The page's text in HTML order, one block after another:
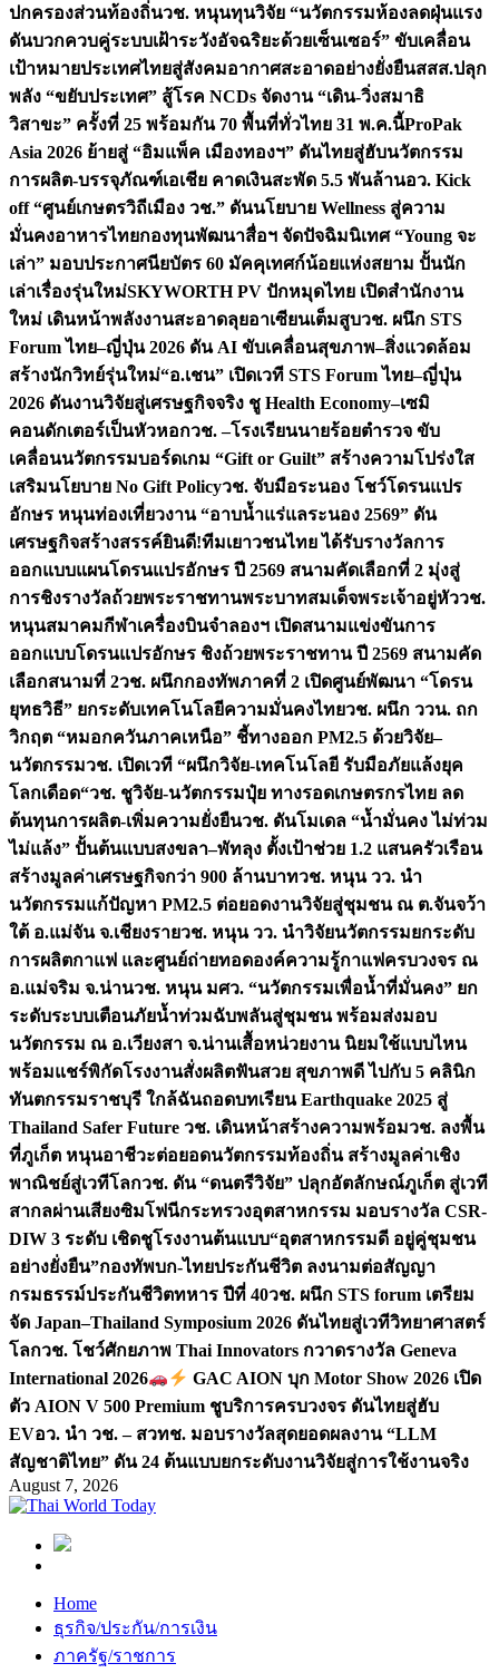
ปกครองส่วนท้องถิ่นวช. หนุนทุนวิจัย “นวัตกรรมห้องลดฝุ่นแรง
ดันบวกควบคู่ระบบเฝ้าระวังอัจฉริยะด้วยเซ็นเซอร์” ขับเคลื่อน
เป้าหมายประเทศไทยสู่สังคมอากาศสะอาดอย่างยั่งยืนสสส.ปลุก
พลัง “ขยับประเทศ” สู้โรค NCDs จัดงาน “เดิน-วิ่งสมาธิ
วิสาขะ” ครั้งที่ 25 พร้อมกัน 70 พื้นที่ทั่วไทย 31 พ.ค.นี้ProPak
Asia 2026 ย้ายสู่ “อิมแพ็ค เมืองทองฯ” ดันไทยสู่ฮับนวัตกรรม
การผลิต-บรรจุภัณฑ์เอเชีย คาดเงินสะพัด 5.5 พันล้านอว. Kick
off “ศูนย์เกษตรวิถีเมือง วช.” ดันนโยบาย Wellness สู่ความ
มั่นคงอาหารไทยกองทุนพัฒนาสื่อฯ จัดปัจฉิมนิเทศ “Young จะ
เล่า” มอบประกาศนียบัตร 60 มัคคุเทศก์น้อยแห่งสยาม ปั้นนัก
เล่าเรื่องรุ่นใหม่SKYWORTH PV ปักหมุดไทย เปิดสำนักงาน
ใหม่ เดินหน้าพลังงานสะอาดลุยอาเซียนเต็มสูบวช. ผนึก STS
Forum ไทย–ญี่ปุ่น 2026 ดัน AI ขับเคลื่อนสุขภาพ–สิ่งแวดล้อม
สร้างนักวิทย์รุ่นใหม่“อ.เชน” เปิดเวที STS Forum ไทย–ญี่ปุ่น
2026 ดันงานวิจัยสู่เศรษฐกิจจริง ชู Health Economy–เซมิ
คอนดักเตอร์เป็นหัวหอกวช. –โรงเรียนนายร้อยตำรวจ ขับ
เคลื่อนนวัตกรรมบอร์ดเกม “Gift or Guilt” สร้างความโปร่งใส
เสริมนโยบาย No Gift Policyวช. จับมือระนอง โชว์โดรนแปร
อักษร หนุนท่องเที่ยวงาน “อาบน้ำแร่แลระนอง 2569” ดัน
เศรษฐกิจสร้างสรรค์ยินดี!ทีมเยาวชนไทย ได้รับรางวัลการ
ออกแบบแผนโดรนแปรอักษร ปี 2569 สนามคัดเลือกที่ 2 มุ่งสู่
การชิงรางวัลถ้วยพระราชทานพระบาทสมเด็จพระเจ้าอยู่หัววช.
หนุนสมาคมกีฬาเครื่องบินจำลองฯ เปิดสนามแข่งขันการ
ออกแบบโดรนแปรอักษร ชิงถ้วยพระราชทาน ปี 2569 สนามคัด
เลือกสนามที่ 2วช. ผนึกกองทัพภาคที่ 2 เปิดศูนย์พัฒนา “โดรน
ยุทธวิธี” ยกระดับเทคโนโลยีความมั่นคงไทยวช. ผนึก ววน. ถก
วิกฤต “หมอกควันภาคเหนือ” ชี้ทางออก PM2.5 ด้วยวิจัย–
นวัตกรรมวช. เปิดเวที “ผนึกวิจัย-เทคโนโลยี รับมือภัยแล้งยุค
โลกเดือด“วช. ชูวิจัย-นวัตกรรมปุ๋ย ทางรอดเกษตรกรไทย ลด
ต้นทุนการผลิต-เพิ่มความยั่งยืนวช. ดันโมเดล “น้ำมั่นคง ไม่ท่วม
ไม่แล้ง” ปั้นต้นแบบสงขลา–พัทลุง ตั้งเป้าช่วย 1.2 แสนครัวเรือน
สร้างมูลค่าเศรษฐกิจกว่า 900 ล้านบาทวช. หนุน วว. นำ
นวัตกรรมแก้ปัญหา PM2.5 ต่อยอดงานวิจัยสู่ชุมชน ณ ต.จันจว้า
ใต้ อ.แม่จัน จ.เชียงรายวช. หนุน วว. นำวิจัยนวัตกรรมยกระดับ
การผลิตกาแฟ และศูนย์ถ่ายทอดองค์ความรู้กาแฟครบวงจร ณ
อ.แม่จริม จ.น่านวช. หนุน มศว. “นวัตกรรมเพื่อน้ำที่มั่นคง” ยก
ระดับระบบเตือนภัยน้ำท่วมฉับพลันสู่ชุมชน พร้อมส่งมอบ
นวัตกรรม ณ อ.เวียงสา จ.น่านเสื้อหน่วยงาน นิยมใช้แบบไหน
พร้อมแชร์พิกัดโรงงานสั่งผลิตฟันสวย สุขภาพดี ไปกับ 5 คลินิก
ทันตกรรมราชบุรี ใกล้ฉันถอดบทเรียน Earthquake 2025 สู่
Thailand Safer Future วช. เดินหน้าสร้างความพร้อมวช. ลงพื้น
ที่ภูเก็ต หนุนอาชีวะต่อยอดนวัตกรรมท้องถิ่น สร้างมูลค่าเชิง
พาณิชย์สู่เวทีโลกวช. ดัน “ดนตรีวิจัย” ปลุกอัตลักษณ์ภูเก็ต สู่เวที
สากลผ่านเสียงซิมโฟนีกระทรวงอุตสาหกรรม มอบรางวัล CSR-
DIW 3 ระดับ เชิดชูโรงงานต้นแบบ“อุตสาหกรรมดี อยู่คู่ชุมชน
อย่างยั่งยืน”กองทัพบก-ไทยประกันชีวิต ลงนามต่อสัญญา
กรมธรรม์ประกันชีวิตทหาร ปีที่ 40วช. ผนึก STS forum เตรียม
จัด Japan–Thailand Symposium 2026 ดันไทยสู่เวทีวิทยาศาสตร์
โลกวช. โชว์ศักยภาพ Thai Innovators กวาดรางวัล Geneva
International 2026
GAC AION บุก Motor Show 2026 เปิด
ตัว AION V 500 Premium ชูบริการครบวงจร ดันไทยสู่ฮับ
EVอว. นำ วช. – สวทช. มอบรางวัลสุดยอดผลงาน “LLM
สัญชาติไทย” ดัน 24 ต้นแบบยกระดับงานวิจัยสู่การใช้งานจริง
August 7, 2026
Home
ธุรกิจ/ประกัน/การเงิน
ภาครัฐ/ราชการ